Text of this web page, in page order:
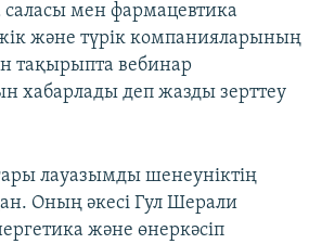
мен фармацевтика
және түрік компанияларының
тақырыпта вебинар
хабарлады деп жазды зерттеу
лауазымды шенеуніктің
Оның әкесі Гул Шерали
және өнеркәсіп